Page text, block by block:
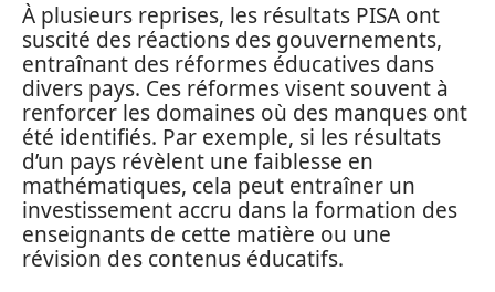
À plusieurs reprises, les résultats PISA ont
suscité des réactions des gouvernements,
entraînant des réformes éducatives dans
divers pays. Ces réformes visent souvent à
renforcer les domaines où des manques ont
été identifiés. Par exemple, si les résultats
d’un pays révèlent une faiblesse en
mathématiques, cela peut entraîner un
investissement accru dans la formation des
enseignants de cette matière ou une
révision des contenus éducatifs.